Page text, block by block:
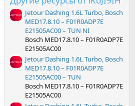
Jetour Dashing 1.6L Turbo, Bosch
MED17.8.10 – F01R0ADP7E
E21505AC00 – TUN NI
Bosch MED17.8.10 – F01R0ADP7E
E21505AC00
Jetour Dashing 1.6L Turbo, Bosch
MED17.8.10 – F01R0ADP7E
E21505AC00 – TUN
Bosch MED17.8.10 – F01R0ADP7E
E21505AC00